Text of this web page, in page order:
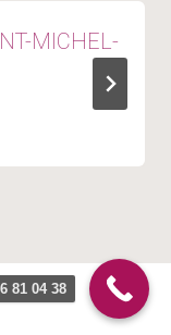
MICHEL-
81 04 38